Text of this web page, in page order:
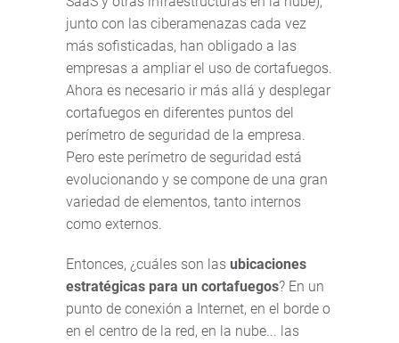
junto con las ciberamenazas cada vez
más sofisticadas, han obligado a las
empresas a ampliar el uso de cortafuegos.
Ahora es necesario ir más allá y desplegar
cortafuegos en diferentes puntos del
perímetro de seguridad de la empresa.
Pero este perímetro de seguridad está
evolucionando y se compone de una gran
variedad de elementos, tanto internos
como externos.
Entonces, ¿cuáles son las ubicaciones
estratégicas para un cortafuegos? En un
punto de conexión a Internet, en el borde o
en el centro de la red, en la nube... las